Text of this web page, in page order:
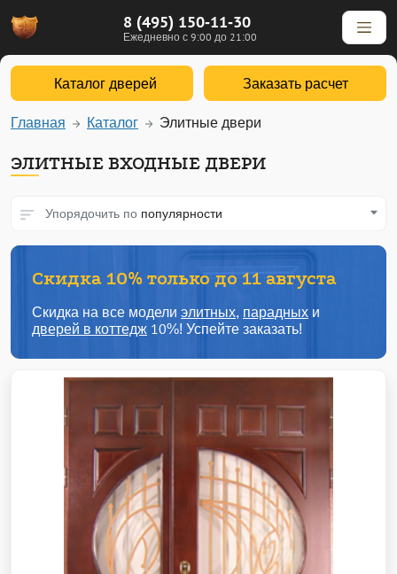
8 (495) 150-11-30
Ежедневно с 9:00 до 21:00
Каталог дверей Заказать расчет
Главная Каталог Элитные двери
ЭЛИТНЫЕ ВХОДНЫЕ ДВЕРИ
Упорядочить по популярности
Скидка 10% только до 11 августа
Скидка на все модели элитных, парадных и
дверей в коттедж 10%! Успейте заказать!